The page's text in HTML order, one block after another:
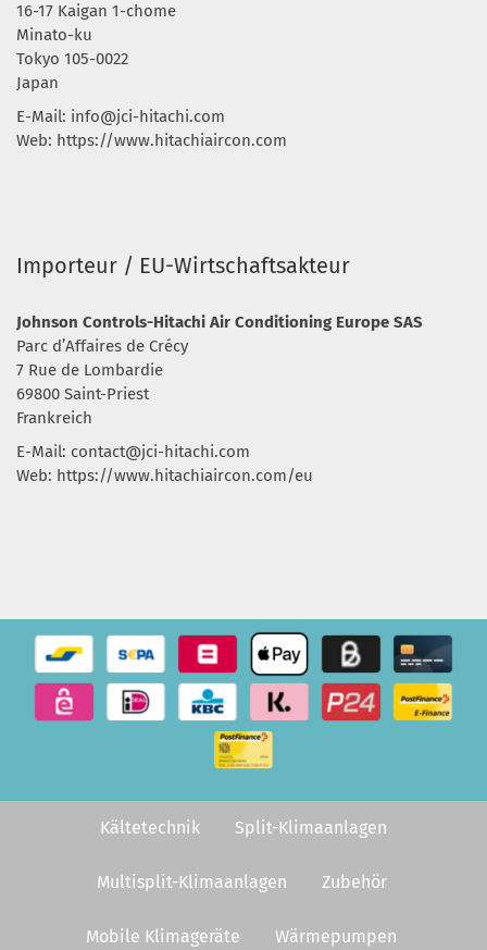
16-17 Kaigan 1-chome
Minato-ku
Tokyo 105-0022
Japan
E-Mail: info@jci-hitachi.com
Web: https://www.hitachiaircon.com
Importeur / EU-Wirtschaftsakteur
Johnson Controls-Hitachi Air Conditioning Europe SAS
Parc d’Affaires de Crécy
7 Rue de Lombardie
69800 Saint-Priest
Frankreich
E-Mail: contact@jci-hitachi.com
Web: https://www.hitachiaircon.com/eu
Kältetechnik Split-Klimaanlagen
Multisplit-Klimaanlagen Zubehör
Mobile Klimageräte Wärmepumpen